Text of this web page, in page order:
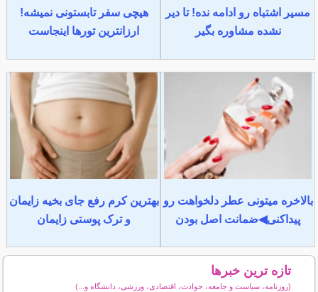
مسیر اشتباه رو ادامه نده! تا دیر
نشده مشاوره بگیر
هیچی سفر تابستونی نمیشه!
ارزانترین تورها اینجاست
بالاخره میتونی عطر دلخواهت رو
پیداکنی◀ضمانت اصل بودن
بهترین کرم رفع جای بخیه زایمان
و ترک پوستی زایمان
تازه ترین خبرها
(روزنامه، سیاست و جامعه، حوادث، اقتصادی، ورزشی، دانشگاه و...)